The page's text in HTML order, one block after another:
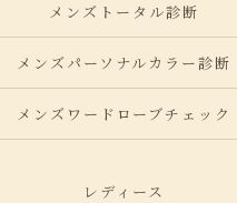
メンズトータル診断
メンズパーソナルカラー診断
メンズワードローブチェック
レディース